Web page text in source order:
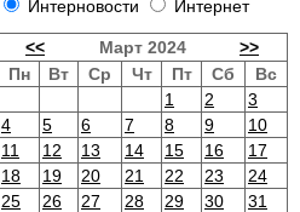
Интерновости Интернет
<< Март 2024
>>
Пн
Вт Ср Чт Пт Сб
Вс
1
2
3
4
5 6 7 8 9
10
11
12 13 14 15 16
17
18
19 20 21 22 23
24
25
26 27 28 29 30 31